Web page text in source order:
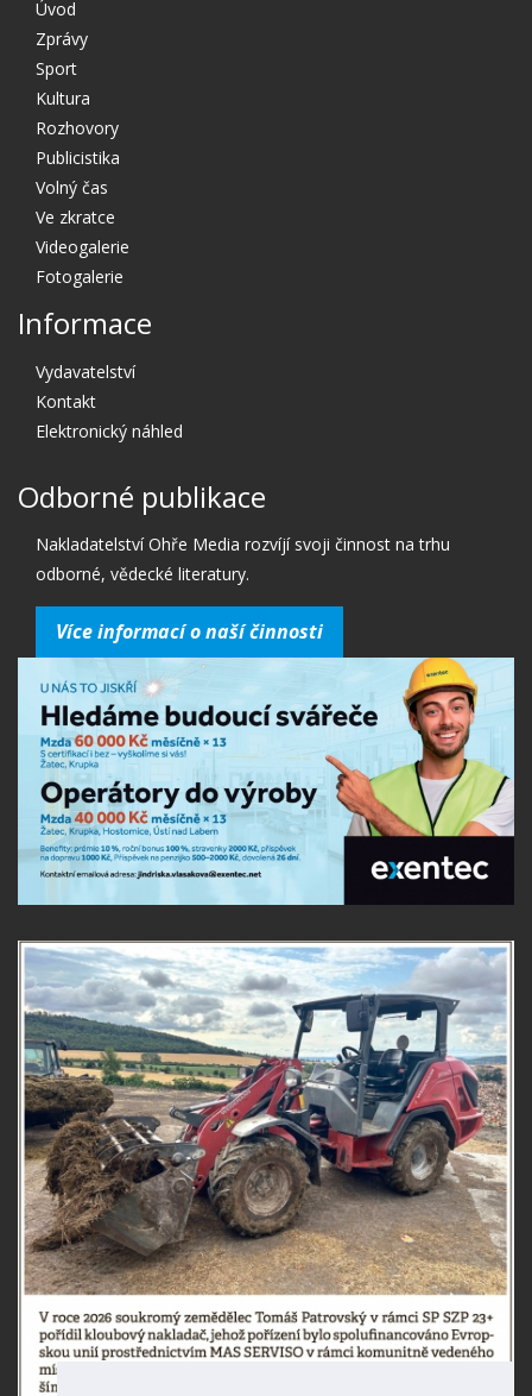
Úvod
Zprávy
Sport
Kultura
Rozhovory
Publicistika
Volný čas
Ve zkratce
Videogalerie
Fotogalerie
Informace
Vydavatelství
Kontakt
Elektronický náhled
Odborné publikace
Nakladatelství Ohře Media rozvíjí svoji činnost na trhu
odborné, vědecké literatury.
Více informací o naší činnosti